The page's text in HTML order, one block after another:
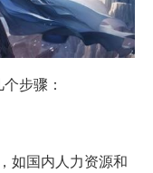
步骤：
如国内人力资源和